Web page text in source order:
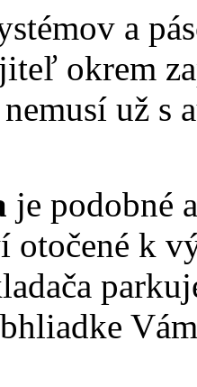
a
okrem
už s
je podobné
k